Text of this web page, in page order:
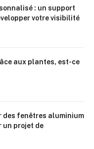
: un support
votre visibilité
aux plantes, est-ce
des fenêtres aluminium
un projet de